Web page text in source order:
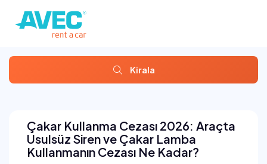
Kirala
Çakar Kullanma Cezası 2026: Araçta
Usulsüz Siren ve Çakar Lamba
Kullanmanın Cezası Ne Kadar?